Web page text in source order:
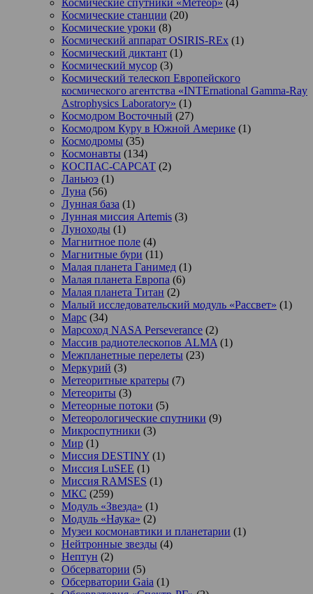
Космические станции (20)
Космические уроки (8)
Космический аппарат OSIRIS-REx (1)
Космический диктант (1)
Космический мусор (3)
Космический телескоп Европейского
космического агентства «INTErnational Gamma-Ray
Astrophysics Laboratory» (1)
Космодром Восточный (27)
Космодром Куру в Южной Америке (1)
Космодромы (35)
Космонавты (134)
КОСПАС-САРСАТ (2)
Ланьюэ (1)
Луна (56)
Лунная база (1)
Лунная миссия Artemis (3)
Луноходы (1)
Магнитное поле (4)
Магнитные бури (11)
Малая планета Ганимед (1)
Малая планета Европа (6)
Малая планета Титан (2)
Малый исследовательский модуль «Рассвет» (1)
Марс (34)
Марсоход NASA Perseverance (2)
Массив радиотелескопов ALMA (1)
Межпланетные перелеты (23)
Меркурий (3)
Метеоритные кратеры (7)
Метеориты (3)
Метеорные потоки (5)
Метеорологические спутники (9)
Микроспутники (3)
Мир (1)
Миссия DESTINY (1)
Миссия LuSEE (1)
Миссия RAMSES (1)
МКС (259)
Модуль «Звезда» (1)
Модуль «Наука» (2)
Музеи космонавтики и планетарии (1)
Нейтронные звезды (4)
Нептун (2)
Обсерватории (5)
Обсерватории Gaia (1)